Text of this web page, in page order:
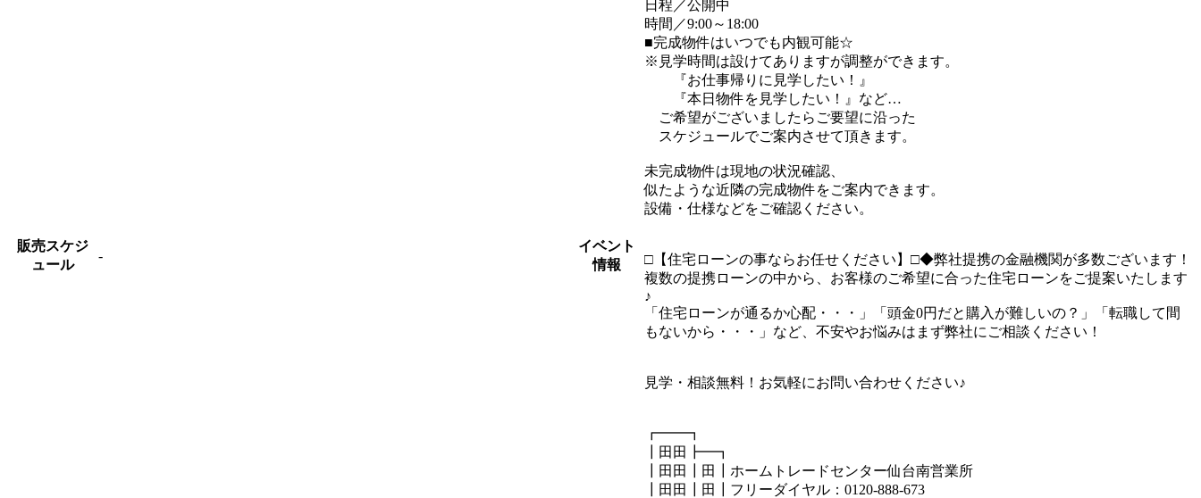
販売スケジ
ュール
-
イベント
情報
日程／公開中
時間／9:00～18:00
■完成物件はいつでも内観可能☆
※見学時間は設けてありますが調整ができます。
『お仕事帰りに見学したい！』
『本日物件を見学したい！』など…
ご希望がございましたらご要望に沿った
スケジュールでご案内させて頂きます。
未完成物件は現地の状況確認、
似たような近隣の完成物件をご案内できます。
設備・仕様などをご確認ください。
□【住宅ローンの事ならお任せください】□◆弊社提携の金融機関が多数ございます！
複数の提携ローンの中から、お客様のご希望に合った住宅ローンをご提案いたします
♪
「住宅ローンが通るか心配・・・」「頭金0円だと購入が難しいの？」「転職して間
もないから・・・」など、不安やお悩みはまず弊社にご相談ください！
見学・相談無料！お気軽にお問い合わせください♪
┏━━┓
┃田田┣━┓
┃田田┃田┃ホームトレードセンター仙台南営業所
┃田田┃田┃フリーダイヤル：0120-888-673